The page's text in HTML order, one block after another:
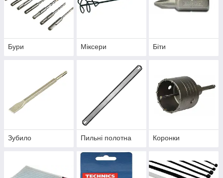
Бури Міксери Біти
Зубило Пильні полотна Коронки